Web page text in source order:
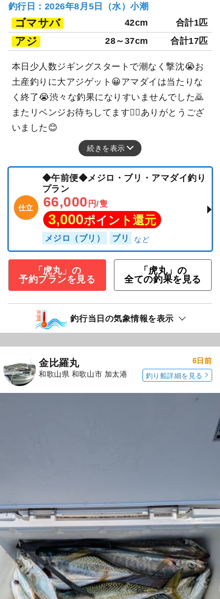
釣行日：2026年8月5日（水）小潮
ゴマサバ 42cm 合計1匹
アジ 28～37cm 合計17匹
本日少人数ジギングスタートで潮なく撃沈😭お
土産釣りに大アジゲット😀アマダイは当たりな
く終了😭渋々な釣果になりすいませんでした🙇
またリベンジお待ちしてます🙇‍♂️ありがとうござ
いました😊
続きを表示
仕立
◆午前便◆メジロ・ブリ・アマダイ釣り
プラン
66,000 円/隻
3,000ポイント還元
メジロ（ブリ） ブリ
「虎丸」の
予約プランを見る
「虎丸」の
全ての釣果を見る
釣行当日の気象情報を表示
金比羅丸
和歌山県 和歌山市 加太港
6日前
釣り船詳細を見る